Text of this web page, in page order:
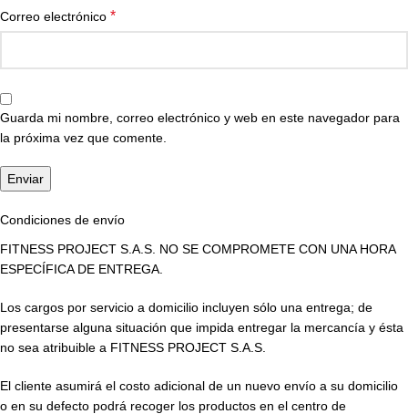
Correo electrónico *
Guarda mi nombre, correo electrónico y web en este navegador para
la próxima vez que comente.
Condiciones de envío
FITNESS PROJECT S.A.S. NO SE COMPROMETE CON UNA HORA
ESPECÍFICA DE ENTREGA.
Los cargos por servicio a domicilio incluyen sólo una entrega; de
presentarse alguna situación que impida entregar la mercancía y ésta
no sea atribuible a FITNESS PROJECT S.A.S.
El cliente asumirá el costo adicional de un nuevo envío a su domicilio
o en su defecto podrá recoger los productos en el centro de